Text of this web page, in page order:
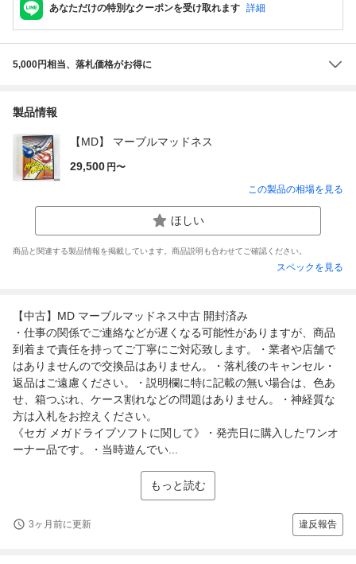
あなただけの特別なクーポンを受け取れます 詳細
5,000円相当、落札価格がお得に
製品情報
【MD】 マーブルマッドネス
29,500 円〜
この製品の相場を見る
ほしい
商品と関連する製品情報を掲載しています。商品説明も合わせてご確認ください。
スペックを見る
【中古】MD マーブルマッドネス中古 開封済み
・仕事の関係でご連絡などが遅くなる可能性がありますが、商品
到着まで責任を持ってご丁寧にご対応致します。・業者や店舗で
はありませんので交換品はありません。・落札後のキャンセル・
返品はご遠慮ください。・説明欄に特に記載の無い場合は、色あ
せ、箱つぶれ、ケース割れなどの問題はありません。・神経質な
方は入札をお控えください。
《セガ メガドライブソフトに関して》・発売日に購入したワンオ
ーナー品です。・当時遊んでい...
もっと読む
3ヶ月前に更新 違反報告